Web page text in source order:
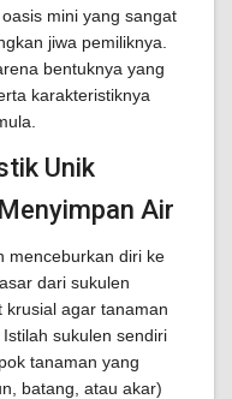
mini yang sangat
jiwa pemiliknya.
bentuknya yang
karakteristiknya
Unik
Air
menceburkan diri ke
dari sukulen
krusial agar tanaman
sukulen sendiri
tanaman yang
batang, atau akar)